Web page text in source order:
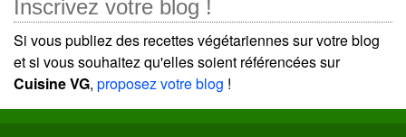
Inscrivez votre blog !
Si vous publiez des recettes végétariennes sur votre blog
et si vous souhaitez qu'elles soient référencées sur
Cuisine VG, proposez votre blog !